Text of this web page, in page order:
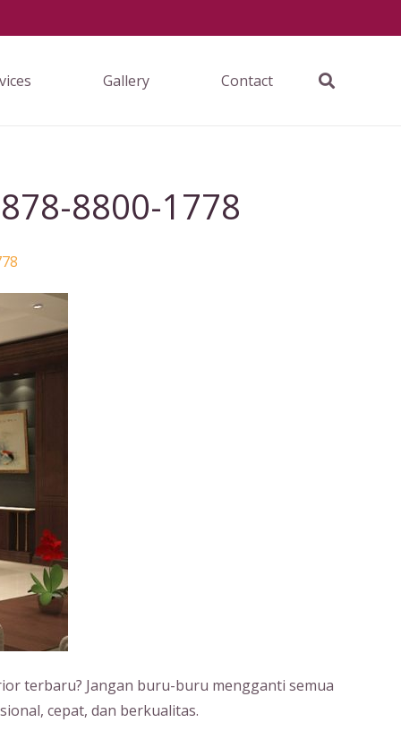
Gallery Contact
8800-1778
terbaru? Jangan buru-buru mengganti semua
cepat, dan berkualitas.